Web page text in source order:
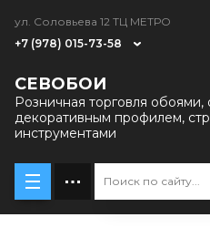
ул. Соловьева 12 ТЦ МЕТРО
+7 (978) 015-73-58
СЕВОБОИ
Розничная торговля
декоративным профилем,
инструментами